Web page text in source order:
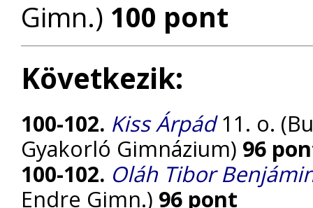
Gimn.) 100 pont
Következik:
100-102. Kiss Árpád11. o.
Gyakorló Gimnázium) 96
100-102. Oláh Tibor
Endre Gimn.) 96 pont